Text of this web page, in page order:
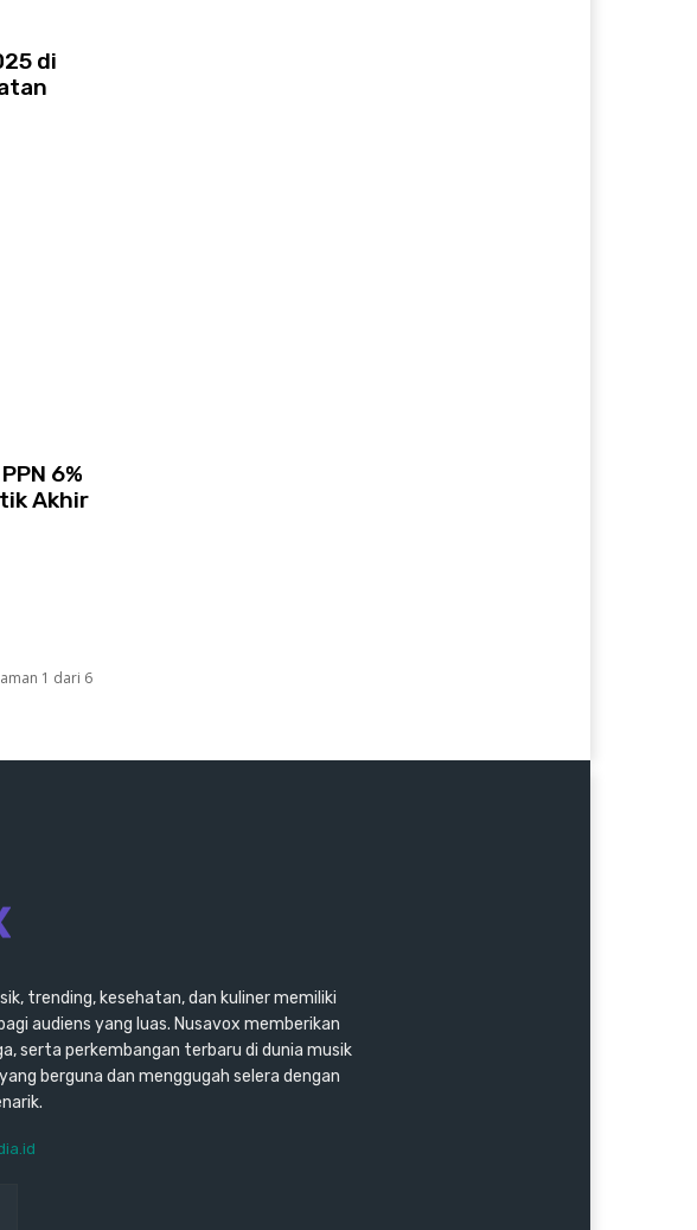
di
6%
Akhir
1 dari 6
trending, kesehatan, dan kuliner memiliki
audiens yang luas. Nusavox memberikan
serta perkembangan terbaru di dunia musik
berguna dan menggugah selera dengan